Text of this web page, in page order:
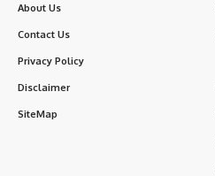
About Us
Contact Us
Privacy Policy
Disclaimer
SiteMap